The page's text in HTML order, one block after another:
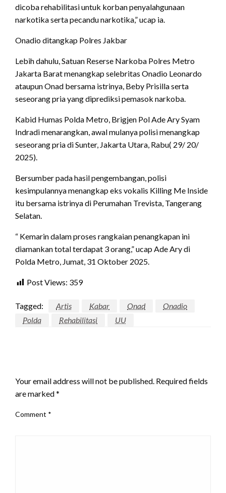
dicoba rehabilitasi untuk korban penyalahgunaan
narkotika serta pecandu narkotika,” ucap ia.
Onadio ditangkap Polres Jakbar
Lebih dahulu, Satuan Reserse Narkoba Polres Metro
Jakarta Barat menangkap selebritas Onadio Leonardo
ataupun Onad bersama istrinya, Beby Prisilla serta
seseorang pria yang diprediksi pemasok narkoba.
Kabid Humas Polda Metro, Brigjen Pol Ade Ary Syam
Indradi menarangkan, awal mulanya polisi menangkap
seseorang pria di Sunter, Jakarta Utara, Rabu( 29/ 20/
2025).
Bersumber pada hasil pengembangan, polisi
kesimpulannya menangkap eks vokalis Killing Me Inside
itu bersama istrinya di Perumahan Trevista, Tangerang
Selatan.
“ Kemarin dalam proses rangkaian penangkapan ini
diamankan total terdapat 3 orang,” ucap Ade Ary di
Polda Metro, Jumat, 31 Oktober 2025.
Post Views: 359
Tagged: Artis Kabar Onad
Onadio
Polda
Rehabilitasi UU
Your email address will not be published. Required fields
are marked*
Comment *